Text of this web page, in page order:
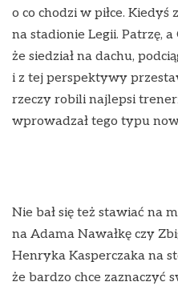
o co chodzi w piłce.
na stadionie Legii. Patrzę, a
że siedział na dachu,
i z tej perspektywy
rzeczy robili najlepsi
wprowadzał tego typu
Nie bał się też stawiać na
na Adama Nawałkę czy
Henryka Kasperczaka na
że bardzo chce zaznaczyć